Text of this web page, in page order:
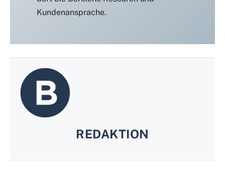
Kundenansprache.
REDAKTION